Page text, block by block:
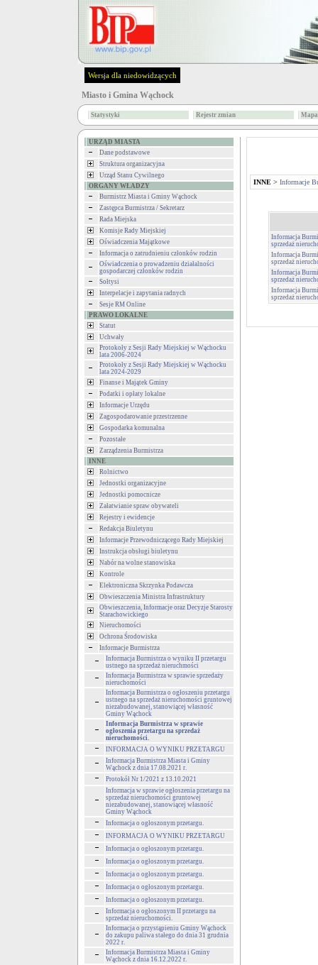
Wersja dla niedowidzących
Miasto i Gmina Wąchock
Statystyki Rejestr zmian
URZĄD MIASTA
Dane podstawowe
Struktura organizacyjna
Urząd Stanu Cywilnego
ORGANY WŁADZY
Burmistrz Miasta i Gminy Wąchock
Zastępca Burmistrza / Sekretarz
Rada Miejska
Komisje Rady Miejskiej
Oświadczenia Majątkowe
Informacja o zatrudnieniu członków rodzin
Oświadczenia o prowadzeniu działalności
gospodarczej członków rodzin
Sołtysi
Interpelacje i zapytania radnych
Sesje RM Online
PRAWO LOKALNE
Statut
Uchwały
Protokoły z Sesji Rady Miejskiej w Wąchocku
lata 2006-2024
Protokoły z Sesji Rady Miejskiej w Wąchocku
lata 2024-2029
Finanse i Majątek Gminy
Podatki i opłaty lokalne
Informacje Urzędu
Zagospodarowanie przestrzenne
Gospodarka komunalna
Pozostałe
Zarządzenia Burmistrza
INNE
Rolnictwo
Jednostki organizacyjne
Jednostki pomocnicze
Załatwianie spraw obywateli
Rejestry i ewidencje
Redakcja Biuletynu
Informacje Przewodniczącego Rady Miejskiej
Instrukcja obsługi biuletynu
Nabór na wolne stanowiska
Kontrole
Elektroniczna Skrzynka Podawcza
Obwieszczenia Ministra Infrastruktury
Obwieszczenia, Informacje oraz Decyzje Starosty
Starachowickiego
Nieruchomości
Ochrona Środowiska
Informacje Burmistrza
Informacja Burmistrza o wyniku II przetargu
ustnego na sprzedaż nieruchmości
Informacja Burmistrza w sprawie sprzedaży
nieruchomości
Informacja Burmistrza o ogłoszeniu przetargu
ustnego na sprzedaż nieruchomości gruntowej
niezabudowanej, stanowiącej własność
Gminy Wąchock
Informacja Burmistrza w sprawie
ogłoszenia przetargu na sprzedaż
nieruchomości.
INFORMACJA O WYNIKU PRZETARGU
Informacja Burmistrza Miasta i Gminy
Wąchock z dnia 17.08.2021 r.
Protokół Nr 1/2021 z 13.10.2021
Informacja w sprawie ogłoszenia przetargu na
sprzedaż nieruchomości gruntowej
niezabudowanej, stanowiącej własność
Gminy Wąchock
Informacja o ogłoszonym przetargu.
INFORMACJA O WYNIKU PRZETARGU
Informacja o ogłoszonym przetargu.
Informacja o ogłoszonym przetargu.
Informacja o ogłoszonym przetargu.
Informacja o ogłoszonym przetargu.
Informacja o ogłoszonym przetargu.
Informacja o ogłoszonym II przetargu na
sprzedaż nieruchomości.
Informacja o przystąpieniu Gminy Wąchock
do zakupu paliwa stałego do dnia 31 grudnia
2022 r.
Informacja Burmistrza Miasta i Gminy
Wąchock z dnia 16.12.2022 r.
INNE > Informacje
Informacja
sprzedaż
Informacja
sprzedaż
Informacja
sprzedaż
Informacja
sprzedaż